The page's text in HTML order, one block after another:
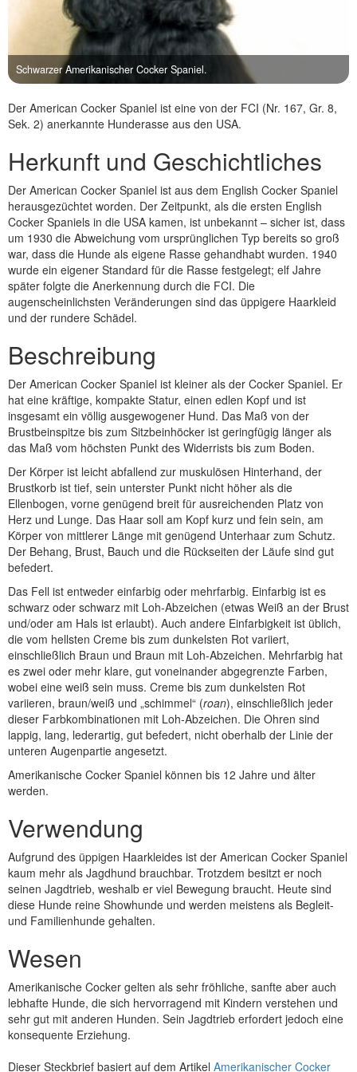
Schwarzer Amerikanischer Cocker Spaniel.
Der American Cocker Spaniel ist eine von der FCI (Nr. 167, Gr. 8,
Sek. 2) anerkannte Hunderasse aus den USA.
Herkunft und Geschichtliches
Der American Cocker Spaniel ist aus dem English Cocker Spaniel
herausgezüchtet worden. Der Zeitpunkt, als die ersten English
Cocker Spaniels in die USA kamen, ist unbekannt – sicher ist, dass
um 1930 die Abweichung vom ursprünglichen Typ bereits so groß
war, dass die Hunde als eigene Rasse gehandhabt wurden. 1940
wurde ein eigener Standard für die Rasse festgelegt; elf Jahre
später folgte die Anerkennung durch die FCI. Die
augenscheinlichsten Veränderungen sind das üppigere Haarkleid
und der rundere Schädel.
Beschreibung
Der American Cocker Spaniel ist kleiner als der Cocker Spaniel. Er
hat eine kräftige, kompakte Statur, einen edlen Kopf und ist
insgesamt ein völlig ausgewogener Hund. Das Maß von der
Brustbeinspitze bis zum Sitzbeinhöcker ist geringfügig länger als
das Maß vom höchsten Punkt des Widerrists bis zum Boden.
Der Körper ist leicht abfallend zur muskulösen Hinterhand, der
Brustkorb ist tief, sein unterster Punkt nicht höher als die
Ellenbogen, vorne genügend breit für ausreichenden Platz von
Herz und Lunge. Das Haar soll am Kopf kurz und fein sein, am
Körper von mittlerer Länge mit genügend Unterhaar zum Schutz.
Der Behang, Brust, Bauch und die Rückseiten der Läufe sind gut
befedert.
Das Fell ist entweder einfarbig oder mehrfarbig. Einfarbig ist es
schwarz oder schwarz mit Loh-Abzeichen (etwas Weiß an der Brust
und/oder am Hals ist erlaubt). Auch andere Einfarbigkeit ist üblich,
die vom hellsten Creme bis zum dunkelsten Rot variiert,
einschließlich Braun und Braun mit Loh-Abzeichen. Mehrfarbig hat
es zwei oder mehr klare, gut voneinander abgegrenzte Farben,
wobei eine weiß sein muss. Creme bis zum dunkelsten Rot
variieren, braun/weiß und „schimmel“ (roan), einschließlich jeder
dieser Farbkombinationen mit Loh-Abzeichen. Die Ohren sind
lappig, lang, lederartig, gut befedert, nicht oberhalb der Linie der
unteren Augenpartie angesetzt.
Amerikanische Cocker Spaniel können bis 12 Jahre und älter
werden.
Verwendung
Aufgrund des üppigen Haarkleides ist der American Cocker Spaniel
kaum mehr als Jagdhund brauchbar. Trotzdem besitzt er noch
seinen Jagdtrieb, weshalb er viel Bewegung braucht. Heute sind
diese Hunde reine Showhunde und werden meistens als Begleit-
und Familienhunde gehalten.
Wesen
Amerikanische Cocker gelten als sehr fröhliche, sanfte aber auch
lebhafte Hunde, die sich hervorragend mit Kindern verstehen und
sehr gut mit anderen Hunden. Sein Jagdtrieb erfordert jedoch eine
konsequente Erziehung.
Dieser Steckbrief basiert auf dem Artikel Amerikanischer Cocker